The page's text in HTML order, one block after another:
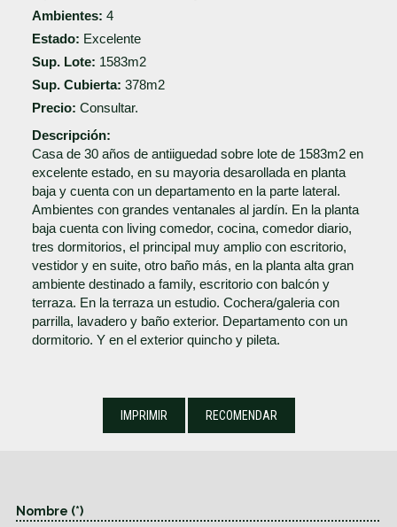
Ambientes: 4
Estado: Excelente
Sup. Lote: 1583m2
Sup. Cubierta: 378m2
Precio: Consultar.
Descripción:
Casa de 30 años de antiiguedad sobre lote de 1583m2 en
excelente estado, en su mayoria desarollada en planta
baja y cuenta con un departamento en la parte lateral.
Ambientes con grandes ventanales al jardín. En la planta
baja cuenta con living comedor, cocina, comedor diario,
tres dormitorios, el principal muy amplio con escritorio,
vestidor y en suite, otro baño más, en la planta alta gran
ambiente destinado a family, escritorio con balcón y
terraza. En la terraza un estudio. Cochera/galeria con
parrilla, lavadero y baño exterior. Departamento con un
dormitorio. Y en el exterior quincho y pileta.
IMPRIMIR RECOMENDAR